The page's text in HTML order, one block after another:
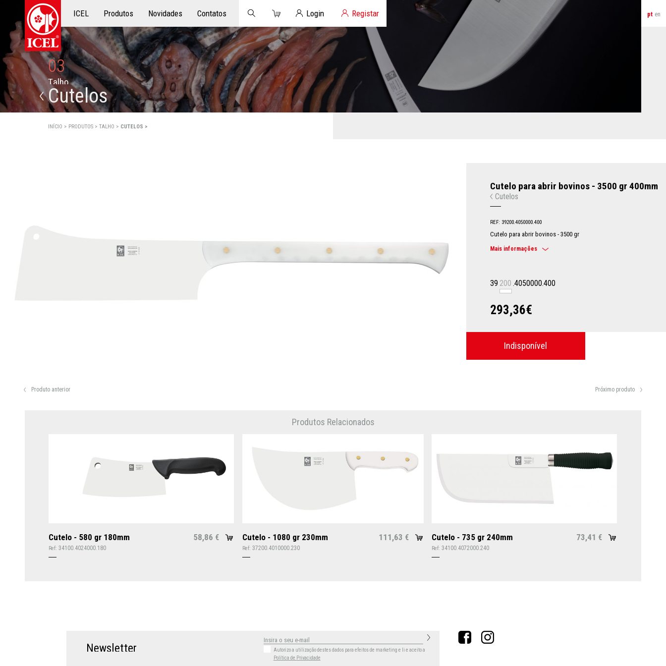
pt en
Produtos
ICEL Produtos Novidades Contatos CarrinhoLogin Login de Clientes
Registar
03
Talho
Cutelos
INÍCIO > PRODUTOS >TALHO > CUTELOS >
Produto anterior
Cutelo para abrir bovinos - 3500 gr 400mm
Cutelos
REF: 39200.4050000.400
Cutelo para abrir bovinos - 3500 gr
Mais informações
39 200 .4050000.400
293,36€
Indisponível
Próximo produto
Produtos Relacionados
Cutelo - 580 gr 180mm 58,86 €
Ref: 34100.4024000.180
Cutelo - 1080 gr 230mm 111,63 €
Ref: 37200.4010000.230
Cutelo - 735 gr 240mm 73,41 €
Ref:34100.4072000.240
Newsletter Autorizo a utilização destes dados para efeitos de marketing e li e aceito a
Política de Privacidade